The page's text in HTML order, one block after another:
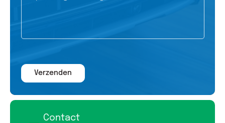
Contact
Verzenden